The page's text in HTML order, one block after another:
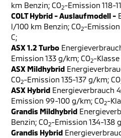
km Benzin; CO2-Emission 118-
COLT Hybrid - Auslaufmodell -
l/100 km Benzin; CO2-
C;
ASX 1.2 Turbo
Emission 133 g/km; CO2-Klasse
ASX Mildhybrid
CO2-Emission 135-137 g/km; CO
ASX Hybrid Energieverbrauch
Emission 99-100 g/km; CO2-
Grandis Mildhybrid
Benzin; CO2-Emission 134-138
Grandis Hybrid